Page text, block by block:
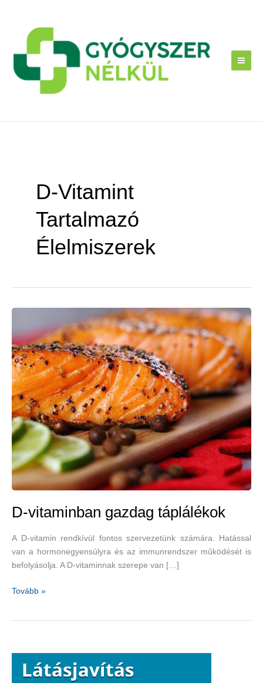
D-Vitamint
Tartalmazó
Élelmiszerek
D-vitaminban gazdag táplálékok
A D-vitamin rendkívül fontos szervezetünk számára. Hatással
van a hormonegyensúlyra és az immunrendszer működését is
befolyásolja. A D-vitaminnak szerepe van […]
D-
Tovább »